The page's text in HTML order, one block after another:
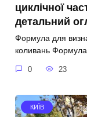
циклічної
детальний
Формула для
коливань Формула
0 23
КИЇВ